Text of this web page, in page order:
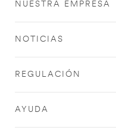
NUESTRA EMPRESA
NOTICIAS
REGULACIÓN
AYUDA